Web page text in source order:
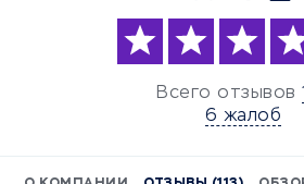
Всего отзывов
6 жалоб